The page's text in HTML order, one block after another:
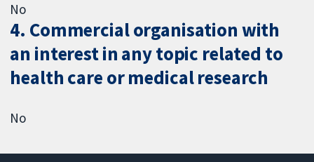
No
4. Commercial organisation with
an interest in any topic related to
health care or medical research
No